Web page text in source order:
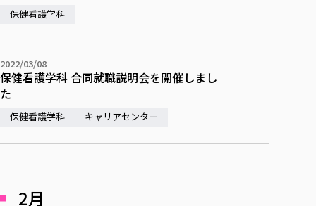
保健看護学科
2022/03/08
保健看護学科 合同就職説明会を開催しまし
た
保健看護学科 キャリアセンター
2月